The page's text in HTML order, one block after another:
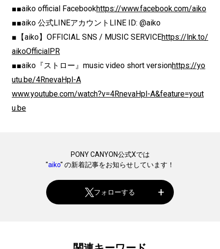
■■aiko official Facebookhttps://www.facebook.com/aiko
■■aiko 公式LINEアカウントLINE ID: @aiko
■【aiko】OFFICIAL SNS / MUSIC SERVICEhttps://lnk.to/
aikoOfficialPR
■■aiko『ストロー』music video short versionhttps://yo
utu.be/4RnevaHpl-A
www.youtube.com/watch?v=4RnevaHpl-A&feature=yout
u.be
PONY CANYON公式Xでは
"aiko" の新着記事をお知らせしています！
フォローする